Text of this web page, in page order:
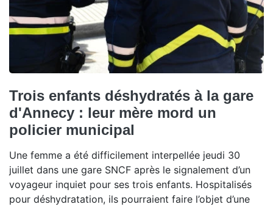
Trois enfants déshydratés à la gare
d'Annecy : leur mère mord un
policier municipal
Une femme a été difficilement interpellée jeudi 30
juillet dans une gare SNCF après le signalement d’un
voyageur inquiet pour ses trois enfants. Hospitalisés
pour déshydratation, ils pourraient faire l’objet d’une